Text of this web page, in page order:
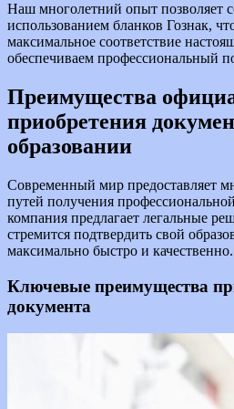
Наш многолетний опыт позволяет
использованием бланков Гознак,
максимальное соответствие
обеспечиваем профессиональный
Преимущества
приобретения
образовании
Современный мир предоставляет
путей получения
компания предлагает легальные
стремится подтвердить свой
максимально быстро и качественно.
Ключевые преимущества
документа